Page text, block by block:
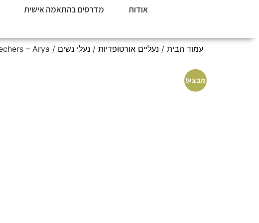
אודות מדרסים בהתאמה אישית
עמוד הבית / נעליים אורטופדיות / נעלי נשים / Skechers – Arya | מגף נשים אורטופדי
מבצע!